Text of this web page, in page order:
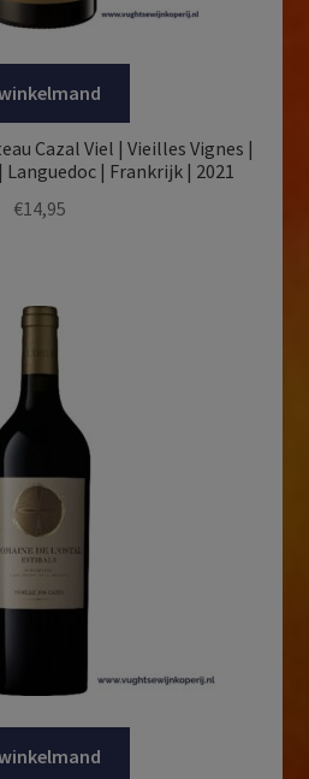
Cazal Viel | Vieilles Vignes |
Languedoc | Frankrijk | 2021
€14,95